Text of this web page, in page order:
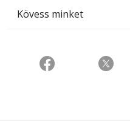
Kövess minket